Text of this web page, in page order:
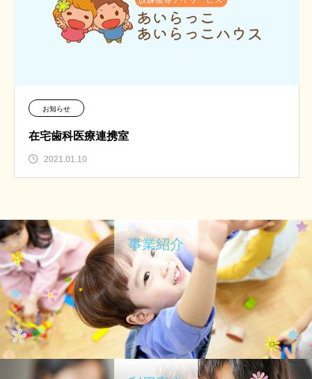
お知らせ
在宅歯科医療連携室
2021.01.10
事業紹介